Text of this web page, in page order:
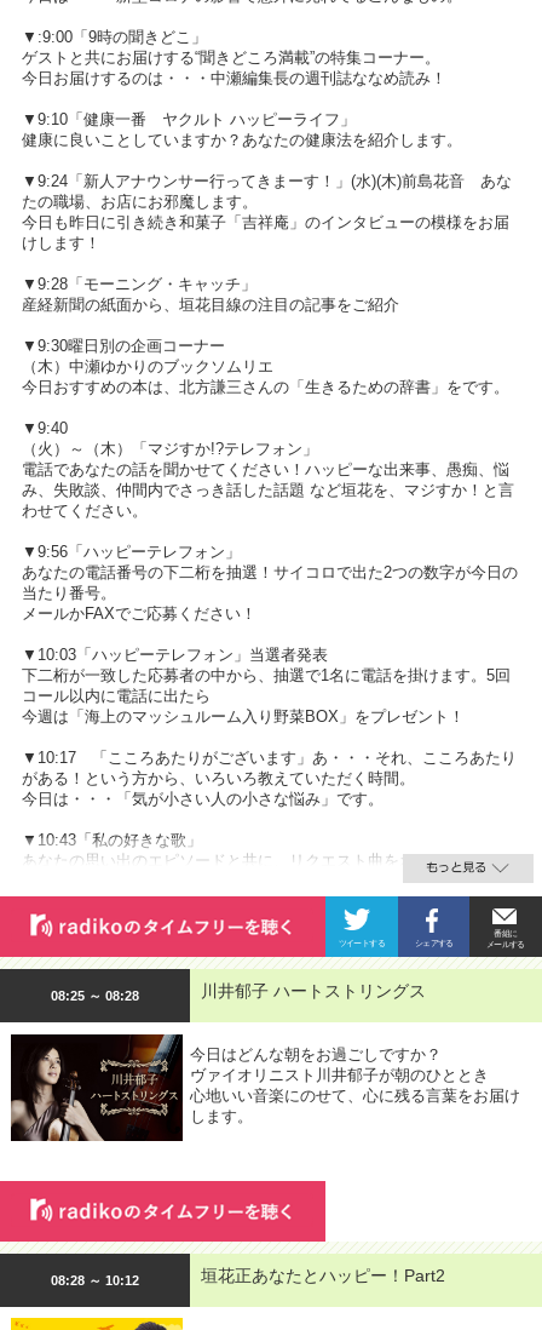
▼:9:00「9時の聞きどこ」
ゲストと共にお届けする“聞きどころ満載”の特集コーナー。
今日お届けするのは・・・中瀬編集長の週刊誌ななめ読み！
▼9:10「健康一番 ヤクルト ハッピーライフ」
健康に良いことしていますか？あなたの健康法を紹介します。
▼9:24「新人アナウンサー行ってきまーす！」(水)(木)前島花音 あな
たの職場、お店にお邪魔します。
今日も昨日に引き続き和菓子「吉祥庵」のインタビューの模様をお届
けします！
▼9:28「モーニング・キャッチ」
産経新聞の紙面から、垣花目線の注目の記事をご紹介
▼9:30曜日別の企画コーナー
（木）中瀬ゆかりのブックソムリエ
今日おすすめの本は、北方謙三さんの「生きるための辞書」をです。
▼9:40
（火）～（木）「マジすか!?テレフォン」
電話であなたの話を聞かせてください！ハッピーな出来事、愚痴、悩
み、失敗談、仲間内でさっき話した話題 など垣花を、マジすか！と言
わせてください。
▼9:56「ハッピーテレフォン」
あなたの電話番号の下二桁を抽選！サイコロで出た2つの数字が今日の
当たり番号。
メールかFAXでご応募ください！
▼10:03「ハッピーテレフォン」当選者発表
下二桁が一致した応募者の中から、抽選で1名に電話を掛けます。5回
コール以内に電話に出たら
今週は「海上のマッシュルーム入り野菜BOX」をプレゼント！
▼10:17 「こころあたりがございます」あ・・・それ、こころあたり
がある！という方から、いろいろ教えていただく時間。
今日は・・・「気が小さい人の小さな悩み」です。
▼10:43「私の好きな歌」
あなたの思い出のエピソードと共に、リクエスト曲をおかけします。
08:25 ～ 08:28 川井郁子 ハートストリングス
今日はどんな朝をお過ごしですか？
ヴァイオリニスト川井郁子が朝のひととき
心地いい音楽にのせて、心に残る言葉をお届け
します。
08:28 ～ 10:12 垣花正あなたとハッピー！Part2